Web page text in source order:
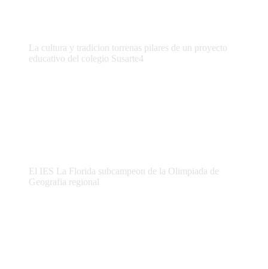
La cultura y tradicion torrenas pilares de un proyecto
educativo del colegio Susarte4
El IES La Florida subcampeon de la Olimpiada de
Geografia regional